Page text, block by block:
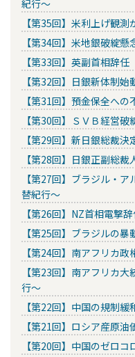
紀行～
【第35回】米利上げ観
【第34回】米地銀破綻
【第33回】英副首相辞
【第32回】日銀新体制
【第31回】預金保全へ
【第30回】ＳＶＢ経営
【第29回】新日銀総裁
【第28回】日銀正副総
【第27回】ブラジル・
替紀行～
【第26回】NZ首相電撃
【第25回】ブラジルの
【第24回】南アフリカ
【第23回】南アフリカ
行～
【第22回】中国の規制
【第21回】ロシア産原
【第20回】中国のゼロ